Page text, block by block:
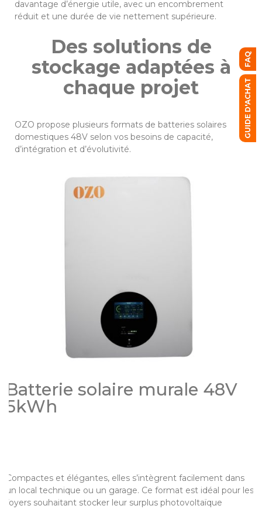
davantage d’énergie utile, avec un encombrement
réduit et une durée de vie nettement supérieure.
Des solutions de
stockage adaptées à
chaque projet
OZO propose plusieurs formats de batteries solaires
domestiques 48V selon vos besoins de capacité,
d’intégration et d’évolutivité.
Batterie solaire murale 48V
5kWh
Compactes et élégantes, elles s’intègrent facilement dans
un local technique ou un garage. Ce format est idéal pour les
foyers souhaitant stocker leur surplus photovoltaïque
FAQ
GUIDE D'ACHAT